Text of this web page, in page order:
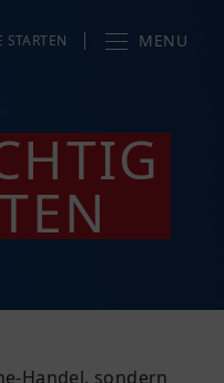
MENU
STARTEN
Handel, sondern